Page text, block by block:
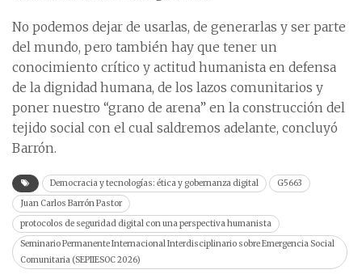
No podemos dejar de usarlas, de generarlas y ser parte
del mundo, pero también hay que tener un
conocimiento crítico y actitud humanista en defensa
de la dignidad humana, de los lazos comunitarios y
poner nuestro “grano de arena” en la construcción del
tejido social con el cual saldremos adelante, concluyó
Barrón.
Democracia y tecnologías: ética y gobernanza digital
G5663
Juan Carlos Barrón Pastor
protocolos de seguridad digital con una perspectiva humanista
Seminario Permanente Internacional Interdisciplinario sobre Emergencia Social
Comunitaria (SEPIIESOC 2026)